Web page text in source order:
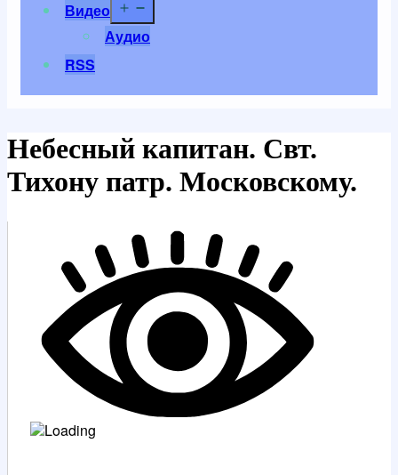
Видео
Аудио
RSS
Небесный капитан. Свт.
Тихону патр. Московскому.